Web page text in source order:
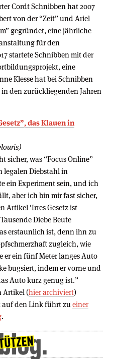
Cordt Schnibben hat 2007
von der “Zeit” und Ariel
gegründet, eine jährliche
für den
startete Schnibben mit der
eine
Klesse hat bei Schnibben
den zurückliegenden Jahren
das Klauen in
sicher, was “Focus Online”
legalen Diebstahl in
ein Experiment sein, und ich
aber ich bin mir fast sicher,
Artikel ‘Irres Gesetz ist
Diebe Beute
erstaunlich ist, denn ihn zu
zugleich, wie
er ein fünf Meter langes Auto
bugsiert, indem er vorne und
Auto kurz genug ist.”
Artikel (hier archiviert)
auf den Link führt zu einer
.